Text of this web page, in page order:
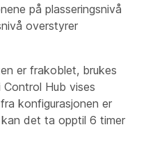
på plasseringsnivå
overstyrer
er frakoblet, brukes
Hub vises
konfigurasjonen er
det ta opptil 6 timer